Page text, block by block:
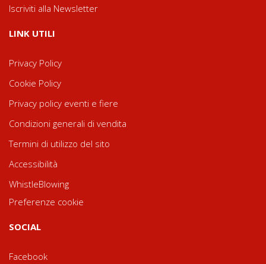
Iscriviti alla Newsletter
LINK UTILI
Privacy Policy
Cookie Policy
Privacy policy eventi e fiere
Condizioni generali di vendita
Termini di utilizzo del sito
Accessibilità
WhistleBlowing
Preferenze cookie
SOCIAL
Facebook